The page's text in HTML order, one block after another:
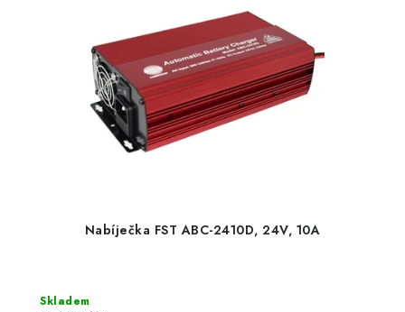
Nabíječka FST ABC-2410D, 24V, 10A
Skladem